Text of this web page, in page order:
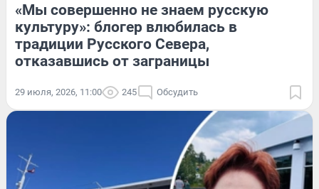
«Мы совершенно не знаем русскую
культуру»: блогер влюбилась в
традиции Русского Севера,
отказавшись от заграницы
29 июля, 2026, 11:00 245 Обсудить